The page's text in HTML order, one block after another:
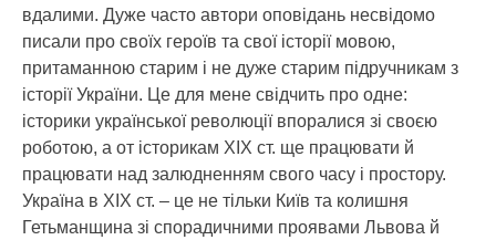
вдалими. Дуже часто автори оповідань несвідомо
писали про своїх героїв та свої історії мовою,
притаманною старим і не дуже старим підручникам з
історії України. Це для мене свідчить про одне:
історики української революції впоралися зі своєю
роботою, а от історикам XIX cт. ще працювати й
працювати над залюдненням свого часу і простору.
Україна в XIX cт. – це не тільки Київ та колишня
Гетьманщина зі спорадичними проявами Львова й